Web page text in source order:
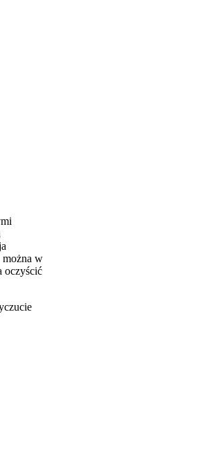
można w
oczyścić